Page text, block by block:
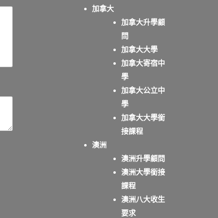
加拿大
加拿大升學顧
問
加拿大大學
加拿大寄宿中
學
加拿大公立中
學
加拿大大學銜
接課程
澳洲
澳洲升學顧問
澳洲大學銜接
課程
澳洲八大收生
要求